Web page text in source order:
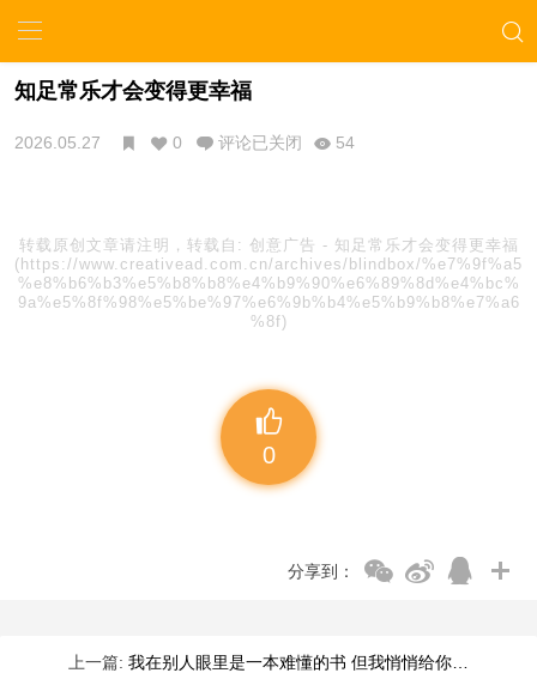
知足常乐才会变得更幸福
2026.05.27 0 评论已关闭 54
转载原创文章请注明，转载自: 创意广告 - 知足常乐才会变得更幸福
(https://www.creativead.com.cn/archives/blindbox/%e7%9f%a5
%e8%b6%b3%e5%b8%b8%e4%b9%90%e6%89%8d%e4%bc%
9a%e5%8f%98%e5%be%97%e6%9b%b4%e5%b9%b8%e7%a6
%8f)
0
分享到：
上一篇: 我在别人眼里是一本难懂的书 但我悄悄给你…